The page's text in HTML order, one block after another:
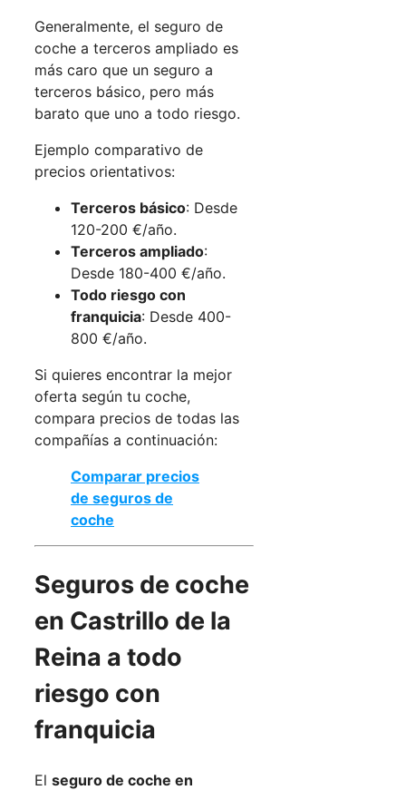
Generalmente, el seguro de
coche a terceros ampliado es
más caro que un seguro a
terceros básico, pero más
barato que uno a todo riesgo.
Ejemplo comparativo de
precios orientativos:
Terceros básico: Desde
120-200 €/año.
Terceros ampliado:
Desde 180-400 €/año.
Todo riesgo con
franquicia: Desde 400-
800 €/año.
Si quieres encontrar la mejor
oferta según tu coche,
compara precios de todas las
compañías a continuación:
Comparar precios
de seguros de
coche
Seguros de coche
en Castrillo de la
Reina a todo
riesgo con
franquicia
El seguro de coche en